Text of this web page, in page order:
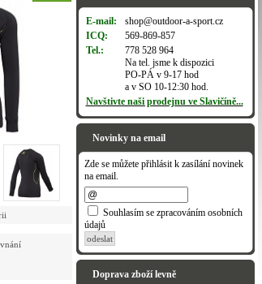
E-mail:
shop@outdoor-a-sport.cz
ICQ:
569-869-857
Tel.:
778 528 964
Na tel. jsme k dispozici
PO-PÁ v 9-17 hod
a v SO 10-12:30 hod.
Navštivte naši prodejnu ve Slavičíně...
Novinky na email
Zde se můžete přihlásit k zasílání novinek
na email.
Souhlasím se zpracováním osobních
údajů
odeslat
Doprava zboží levně